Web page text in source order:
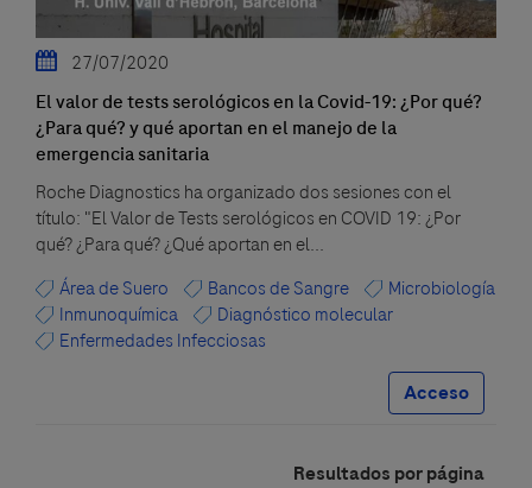
27/07/2020
El valor de tests serológicos en la Covid-19: ¿Por qué?
¿Para qué? y qué aportan en el manejo de la
emergencia sanitaria
Roche Diagnostics ha organizado dos sesiones con el
título: "El Valor de Tests serológicos en COVID 19: ¿Por
qué? ¿Para qué? ¿Qué aportan en el...
Área de Suero
Bancos de Sangre
Microbiología
Inmunoquímica
Diagnóstico molecular
Enfermedades Infecciosas
Acceso
Resultados por página